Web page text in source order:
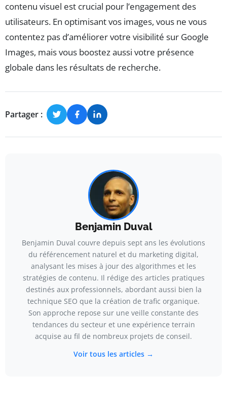
contenu visuel est crucial pour l’engagement des
utilisateurs. En optimisant vos images, vous ne vous
contentez pas d’améliorer votre visibilité sur Google
Images, mais vous boostez aussi votre présence
globale dans les résultats de recherche.
Partager :
Benjamin Duval
Benjamin Duval couvre depuis sept ans les évolutions
du référencement naturel et du marketing digital,
analysant les mises à jour des algorithmes et les
stratégies de contenu. Il rédige des articles pratiques
destinés aux professionnels, abordant aussi bien la
technique SEO que la création de trafic organique.
Son approche repose sur une veille constante des
tendances du secteur et une expérience terrain
acquise au fil de nombreux projets de conseil.
Voir tous les articles →